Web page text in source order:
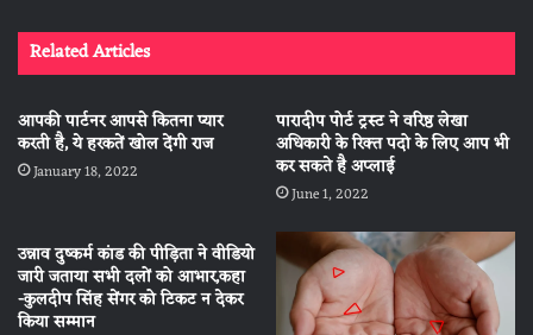
Related Articles
आपकी पार्टनर आपसे कितना प्यार
करती है, ये हरकतें खोल देंगी राज
January 18, 2022
पारादीप पोर्ट ट्रस्ट ने वरिष्ठ लेखा
अधिकारी के रिक्त पदो के लिए आप भी
कर सकते है अप्लाई
June 1, 2022
उन्नाव दुष्कर्म कांड की पीड़िता ने वीडियो
जारी जताया सभी दलों को आभार,कहा
-कुलदीप सिंह सेंगर को टिकट न देकर
किया सम्मान